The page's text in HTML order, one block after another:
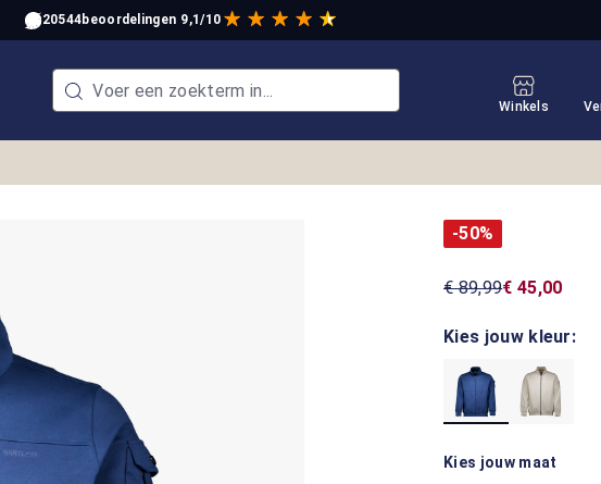
20544beoordelingen 9,1/10
Winkels
-50%
€ 89,99€ 45,00
Kies jouw kleur:
Kies jouw maat